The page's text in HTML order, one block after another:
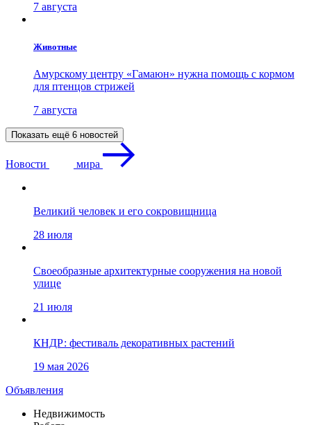
7 августа
Животные
Амурскому центру «Гамаюн» нужна помощь с кормом
для птенцов стрижей
7 августа
Показать ещё 6 новостей
Новости мира
Великий человек и его сокровищница
28 июля
Своеобразные архитектурные сооружения на новой
улице
21 июля
КНДР: фестиваль декоративных растений
19 мая 2026
Объявления
Недвижимость